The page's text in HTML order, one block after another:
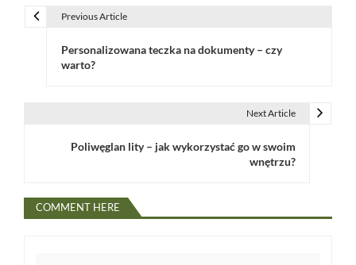
c
Previous Article
Personalizowana teczka na dokumenty – czy
warto?
Next Article
Poliwęglan lity – jak wykorzystać go w swoim
wnętrzu?
COMMENT HERE